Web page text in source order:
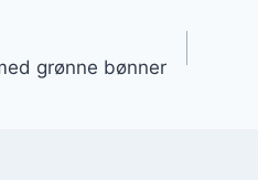
grønne bønner